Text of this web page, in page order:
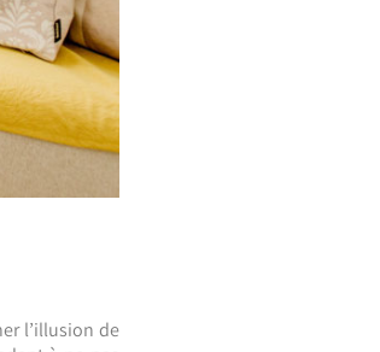
l’illusion de